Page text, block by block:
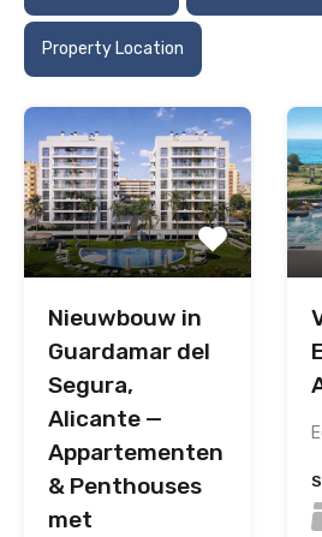
Property Location
Nieuwbouw in
Guardamar del
Segura,
Alicante —
Appartementen
& Penthouses
met